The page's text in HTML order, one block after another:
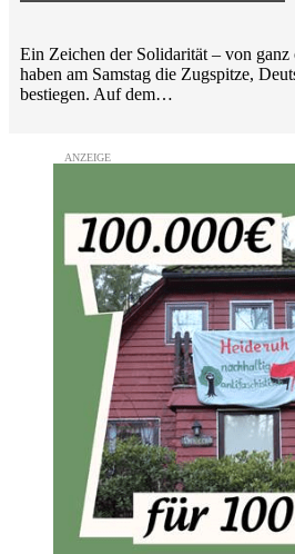
Ein Zeichen der Solidarität – von
haben am Samstag die Zugspitze,
bestiegen. Auf dem…